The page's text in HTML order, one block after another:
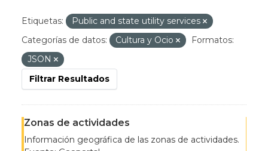
Etiquetas:
Public and state utility services
Categorías de datos:
Cultura y Ocio
Formatos:
JSON
Filtrar Resultados
Zonas de actividades
Información geográfica de las zonas de actividades.